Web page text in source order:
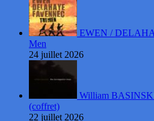
EWEN /
Men
24 juillet 2026
William
(coffret)
22 juillet 2026